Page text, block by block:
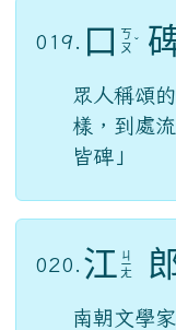
019. 口
ㄎ
ㄡ ˇ
眾人稱頌
樣，到處
皆碑」
020. 江 ㄐ
ㄧ
ㄤ
南朝文學